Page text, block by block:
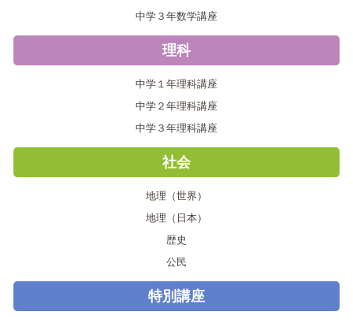
中学３年数学講座
理科
中学１年理科講座
中学２年理科講座
中学３年理科講座
社会
地理（世界）
地理（日本）
歴史
公民
特別講座